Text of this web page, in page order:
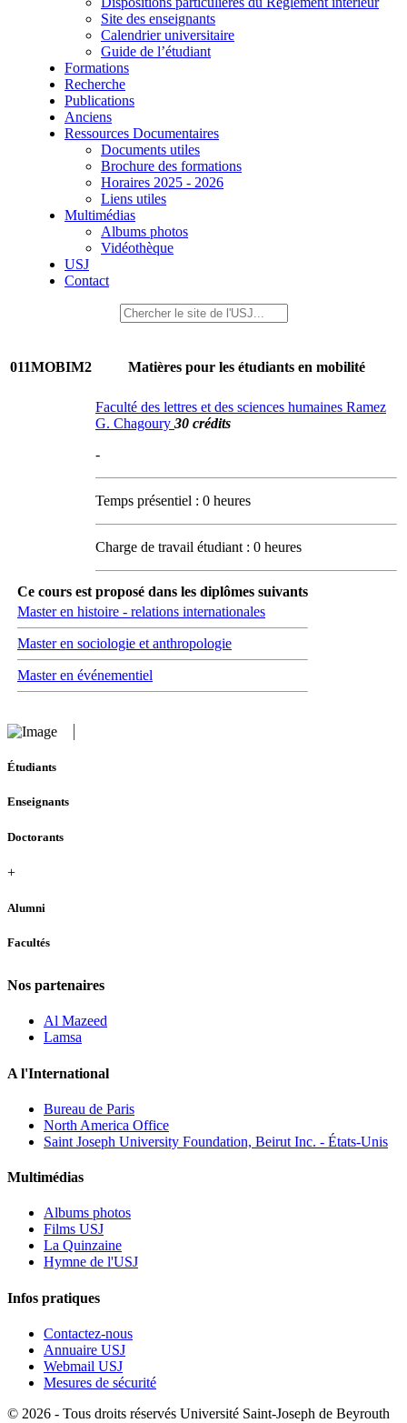
Site des enseignants
Calendrier universitaire
Guide de l’étudiant
Formations
Recherche
Publications
Anciens
Ressources Documentaires
Documents utiles
Brochure des formations
Horaires 2025 - 2026
Liens utiles
Multimédias
Albums photos
Vidéothèque
USJ
Contact
011MOBIM2 Matières pour les étudiants en mobilité
Faculté des lettres et des sciences humaines Ramez
G. Chagoury 30 crédits
-
Temps présentiel : 0 heures
Charge de travail étudiant : 0 heures
Ce cours est proposé dans les diplômes suivants
Master en histoire - relations internationales
Master en sociologie et anthropologie
Master en événementiel
Étudiants
Enseignants
Doctorants
+
Alumni
Facultés
Nos partenaires
Al Mazeed
Lamsa
A l'International
Bureau de Paris
North America Office
Saint Joseph University Foundation, Beirut Inc. - États-Unis
Multimédias
Albums photos
Films USJ
La Quinzaine
Hymne de l'USJ
Infos pratiques
Contactez-nous
Annuaire USJ
Webmail USJ
Mesures de sécurité
© 2026 - Tous droits réservés Université Saint-Joseph de Beyrouth